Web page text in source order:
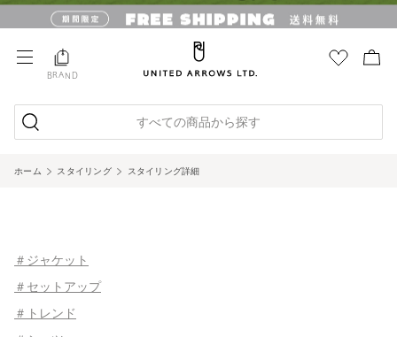
BRAND
すべての商品から探す
ホーム スタイリング スタイリング詳細
＃ジャケット
＃セットアップ
＃トレンド